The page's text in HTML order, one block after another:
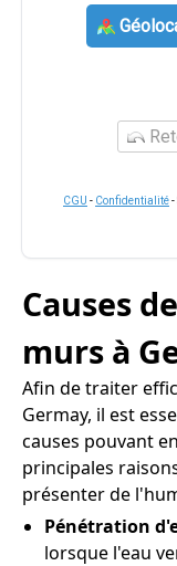
CGU - Confidentialité-
Causes
murs à
Afin de traiter
Germay, il est
causes pouvant
principales
présenter de
Pénétration
lorsque l'eau